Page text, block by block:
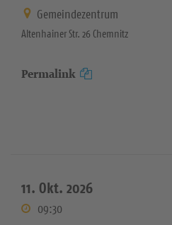
Gemeindezentrum
Altenhainer Str. 26 Chemnitz
Permalink
11. Okt. 2026
09:30